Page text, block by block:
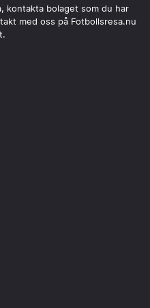
kontakta bolaget som du har
med oss på Fotbollsresa.nu